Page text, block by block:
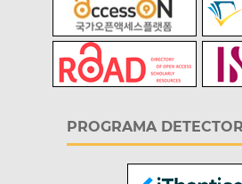
PROGRAMA